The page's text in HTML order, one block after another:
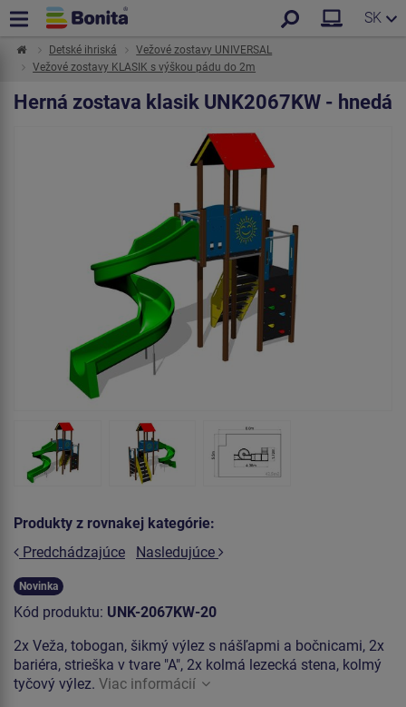
SK
Detské ihriská
Vežové zostavy UNIVERSAL
Vežové zostavy KLASIK s výškou pádu do 2m
Herná zostava klasik UNK2067KW - hnedá
Produkty z rovnakej kategórie:
Predchádzajúce
Nasledujúce
Novinka
Kód produktu: UNK-2067KW-20
2x Veža, tobogan, šikmý výlez s nášľapmi a bočnicami, 2x
bariéra, strieška v tvare "A", 2x kolmá lezecká stena, kolmý
tyčový výlez. Viac informácií